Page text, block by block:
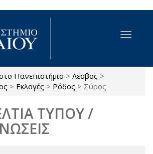
περιεχόμενο
Toggle
Πανεπιστήμιο > Λέσβος >
> Εκλογές > Ρόδος > Σύρος
ΤΥΠΟΥ /